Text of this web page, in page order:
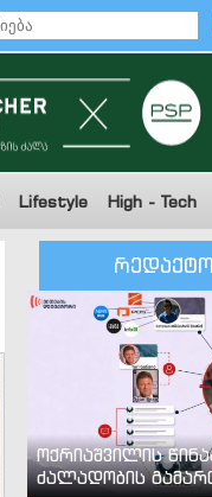
Lifestyle High - Tech
ოქრიაშვილის
ძალადობის